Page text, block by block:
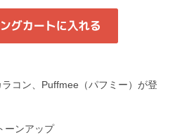
コン、Puffmee（パフミー）が登
ーンアップ